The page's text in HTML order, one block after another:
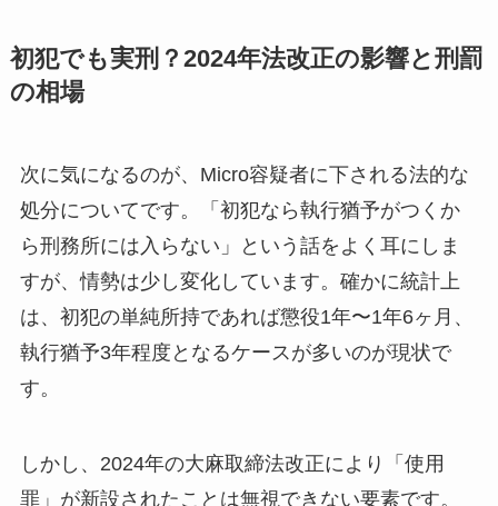
初犯でも実刑？2024年法改正の影響と刑罰
の相場
次に気になるのが、Micro容疑者に下される法的な
処分についてです。「初犯なら執行猶予がつくか
ら刑務所には入らない」という話をよく耳にしま
すが、情勢は少し変化しています。確かに統計上
は、初犯の単純所持であれば懲役1年〜1年6ヶ月、
執行猶予3年程度となるケースが多いのが現状で
す。
しかし、2024年の大麻取締法改正により「使用
罪」が新設されたことは無視できない要素です。